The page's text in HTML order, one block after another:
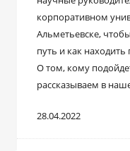
корпоративном
Альметьевске,
путь и как
О том, кому
рассказываем в
28.04.2022